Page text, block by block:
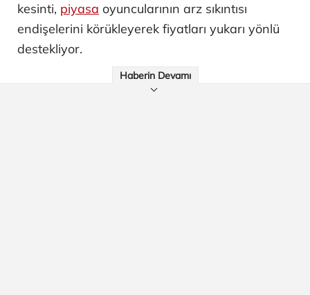
kesinti, piyasa oyuncularının arz sıkıntısı
endişelerini körükleyerek fiyatları yukarı yönlü
destekliyor.
Haberin Devamı